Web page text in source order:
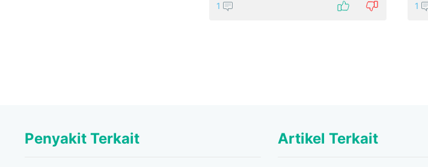
1 1
Penyakit Terkait Artikel Terkait